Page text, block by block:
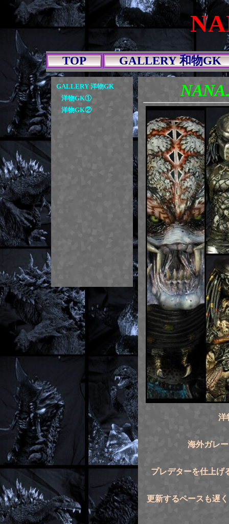
TOP GALLERY 和物GK
GALLERY 洋物GK
洋物GK①
洋物GK②
洋
海外ガレ
プレデターを仕上げ
更新するペースも遅